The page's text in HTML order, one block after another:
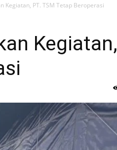
Kegiatan, PT. TSM Tetap Beroperasi
Kegiatan,